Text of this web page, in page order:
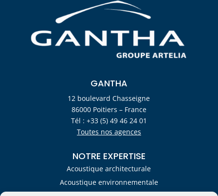
GANTHA
12 boulevard Chasseigne
86000 Poitiers – France
Tél : +33 (5) 49 46 24 01
Toutes nos agences
NOTRE EXPERTISE
Acoustique architecturale
Acoustique environnementale